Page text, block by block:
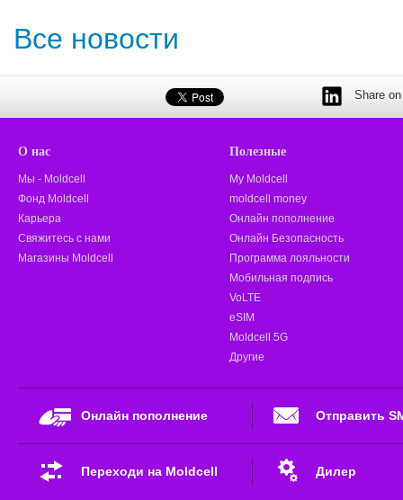
Все новости
Share
О нас
Мы - Moldcell
Фонд Moldcell
Карьера
Свяжитесь с нами
Магазины Moldcell
Полезные
My Moldcell
moldcell money
Онлайн пополнение
Онлайн Безопасность
Программа лояльности
Мобильная подпись
VoLTE
eSIM
Moldcell 5G
Другие
Онлайн пополнение Отправить
Переходи на Moldcell Дилер